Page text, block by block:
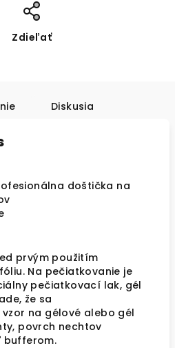
Zdieľať
Diskusia
doštička na
prvým použitím
Na pečiatkovanie je
pečiatkovací lak, gél
že sa
na gélové alebo gél
povrch nechtov
bufferom.